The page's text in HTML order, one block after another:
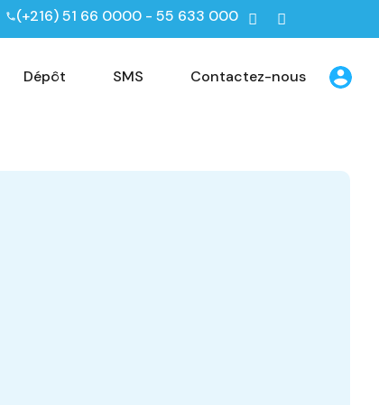
(+216) 51 66 0000 - 55 633 000
Dépôt SMS Contactez-nous